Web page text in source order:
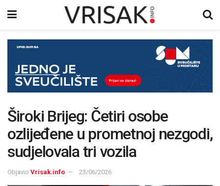
Široki Brijeg: Četiri osobe
ozlijeđene u prometnoj nezgodi,
sudjelovala tri vozila
Objavio Vrisak.info 23/06/2026